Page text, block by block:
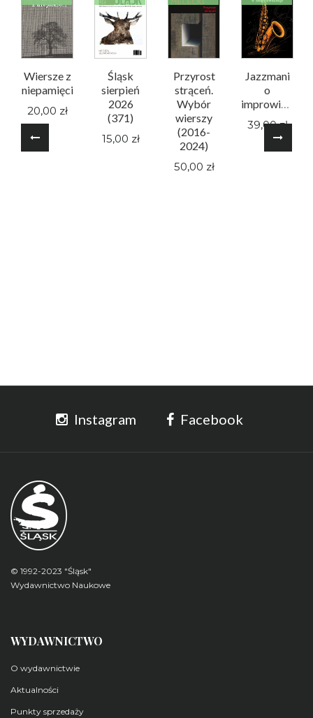
Wiersze z
niepamięci
20,00 zł
Śląsk
sierpień
2026
(371)
15,00 zł
Przyrost
strąceń.
Wybór
wierszy
(2016-
2024)
50,00 zł
Jazzmani
o
improwizacji
39,00 zł
Instagram Facebook
© 1992-2023 "Śląsk"
Wydawnictwo Naukowe
WYDAWNICTWO
O wydawnictwie
Aktualności
Punkty sprzedaży